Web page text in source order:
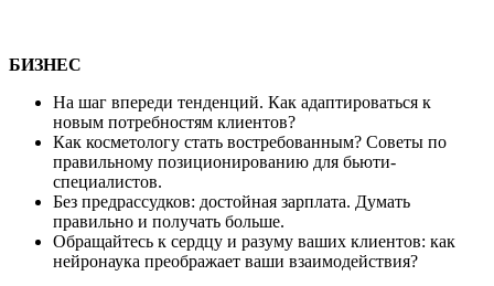
БИЗНЕС
На шаг впереди тенденций. Как адаптироваться к
новым потребностям клиентов?
Как косметологу стать востребованным? Советы по
правильному позиционированию для бьюти-
специалистов.
Без предрассудков: достойная зарплата. Думать
правильно и получать больше.
Обращайтесь к сердцу и разуму ваших клиентов: как
нейронаука преображает ваши взаимодействия?